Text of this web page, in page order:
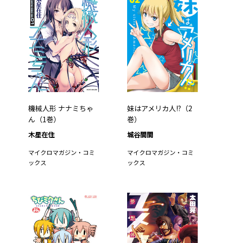
機械人形 ナナミちゃ
ん（1巻）
木星在住
マイクロマガジン・コミ
ックス
妹はアメリカ人!?（2
巻）
城谷間間
マイクロマガジン・コミ
ックス